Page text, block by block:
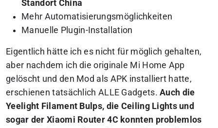
Standort China
Mehr Automatisierungsmöglichkeiten
Manuelle Plugin-Installation
Eigentlich hätte ich es nicht für möglich gehalten,
aber nachdem ich die originale Mi Home App
gelöscht und den Mod als APK installiert hatte,
erschienen tatsächlich ALLE Gadgets.Auch die
Yeelight Filament Bulps, die Ceiling Lights und
sogar der Xiaomi Router 4C konnten problemlos